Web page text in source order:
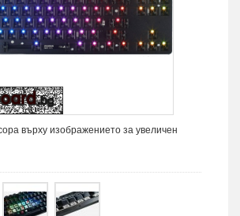
върху изображението за увеличен